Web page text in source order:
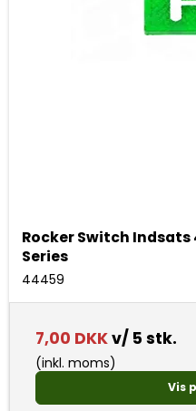
Rocker Switch
Series
44459
7,00 DKKv/ 5 stk.
(inkl. moms)
Vis